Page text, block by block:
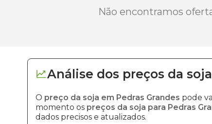
Não encontramos
Análise dos preços da soja
O preço da soja em Pedras Grandes pode
momento os preços da soja para Pedras
dados precisos e atualizados.